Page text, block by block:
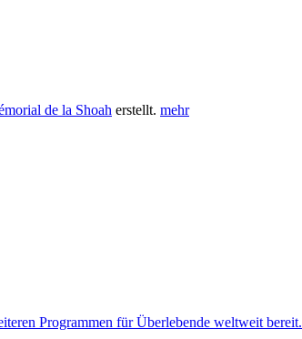
de la Shoah erstellt. mehr
Programmen für Überlebende weltweit bereit.